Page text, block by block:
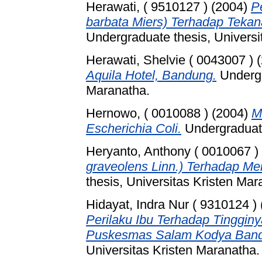
Herawati, ( 9510127 ) (2004)
barbata Miers) Terhadap
Undergraduate thesis,
Herawati, Shelvie ( 0043007 )
Aquila Hotel, Bandung.
Maranatha.
Hernowo, ( 0010088 ) (2004)
Escherichia Coli.
Heryanto, Anthony ( 0010067 )
graveolens Linn.) Terhadap
thesis, Universitas Kristen
Hidayat, Indra Nur ( 9310124 )
Perilaku Ibu Terhadap
Puskesmas Salam Kodya
Universitas Kristen Maranatha.